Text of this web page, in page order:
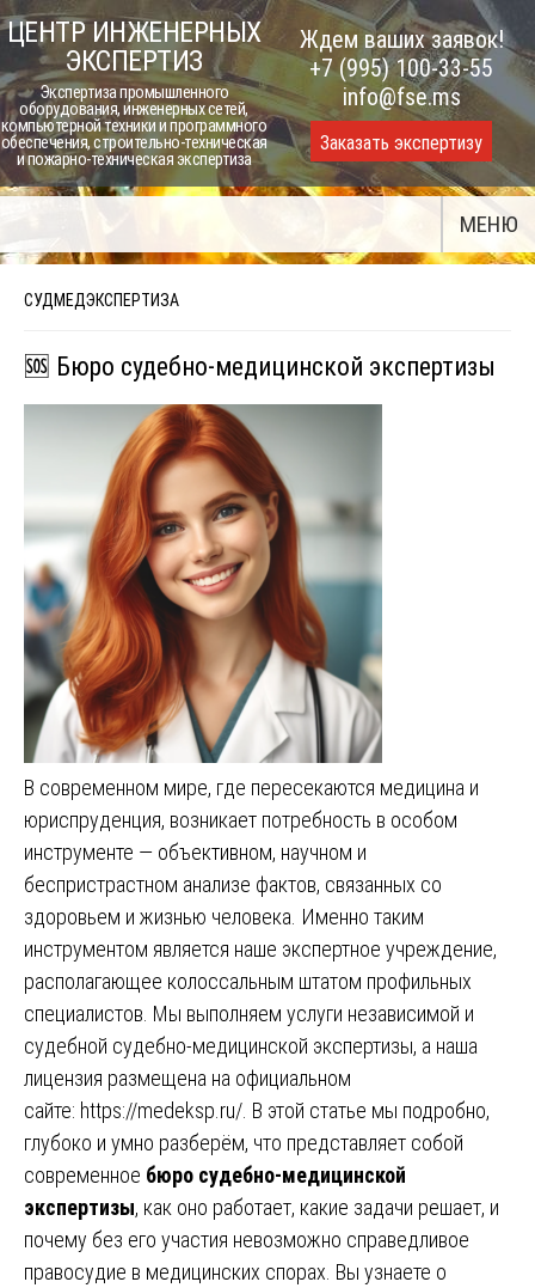
Skip
to
content
ЦЕНТР ИНЖЕНЕРНЫХ
ЭКСПЕРТИЗ
Экспертиза промышленного
оборудования, инженерных сетей,
компьютерной техники и программного
обеспечения, строительно-техническая
и пожарно-техническая экспертиза
Ждем ваших заявок!
+7 (995) 100-33-55
info@fse.ms
Заказать экспертизу
МЕНЮ
СУДМЕДЭКСПЕРТИЗА
🆘 Бюро судебно-медицинской экспертизы
В современном мире, где пересекаются медицина и
юриспруденция, возникает потребность в особом
инструменте — объективном, научном и
беспристрастном анализе фактов, связанных со
здоровьем и жизнью человека. Именно таким
инструментом является наше экспертное учреждение,
располагающее колоссальным штатом профильных
специалистов. Мы выполняем услуги независимой и
судебной судебно-медицинской экспертизы, а наша
лицензия размещена на официальном
сайте: https://medeksp.ru/. В этой статье мы подробно,
глубоко и умно разберём, что представляет собой
современное бюро судебно-медицинской
экспертизы, как оно работает, какие задачи решает, и
почему без его участия невозможно справедливое
правосудие в медицинских спорах. Вы узнаете о